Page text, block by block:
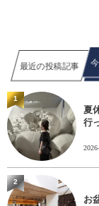
最近の投稿記事
夏
行
1
お
2